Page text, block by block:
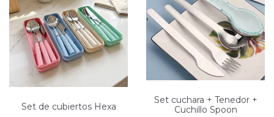
Set de cubiertos Hexa
Set cuchara + Tenedor +
Cuchillo Spoon